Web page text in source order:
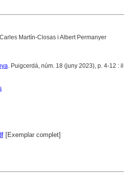
Martín-Closas i Albert Permanyer
. Puigcerdà, núm. 18 (juny 2023), p. 4-12 : il
[Exemplar complet]